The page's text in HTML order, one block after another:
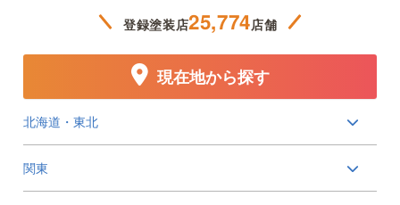
登録塗装店25,774店舗
北海道・東北
関東
現在地から探す